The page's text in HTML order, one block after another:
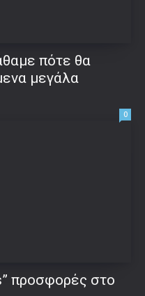
πότε θα
μεγάλα
0
προσφορές στο